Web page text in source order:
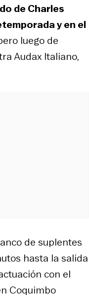
de Charles
y en el
luego de
Audax Italiano,
de suplentes
hasta la salida
con el
Coquimbo